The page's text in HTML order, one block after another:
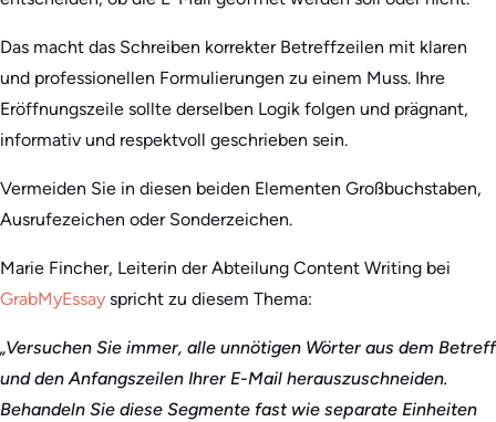
Das macht das Schreiben korrekter Betreffzeilen mit klaren
und professionellen Formulierungen zu einem Muss. Ihre
Eröffnungszeile sollte derselben Logik folgen und prägnant,
informativ und respektvoll geschrieben sein.
Vermeiden Sie in diesen beiden Elementen Großbuchstaben,
Ausrufezeichen oder Sonderzeichen.
Marie Fincher, Leiterin der Abteilung Content Writing bei
GrabMyEssay spricht zu diesem Thema:
„Versuchen Sie immer, alle unnötigen Wörter aus dem Betreff
und den Anfangszeilen Ihrer E-Mail herauszuschneiden.
Behandeln Sie diese Segmente fast wie separate Einheiten